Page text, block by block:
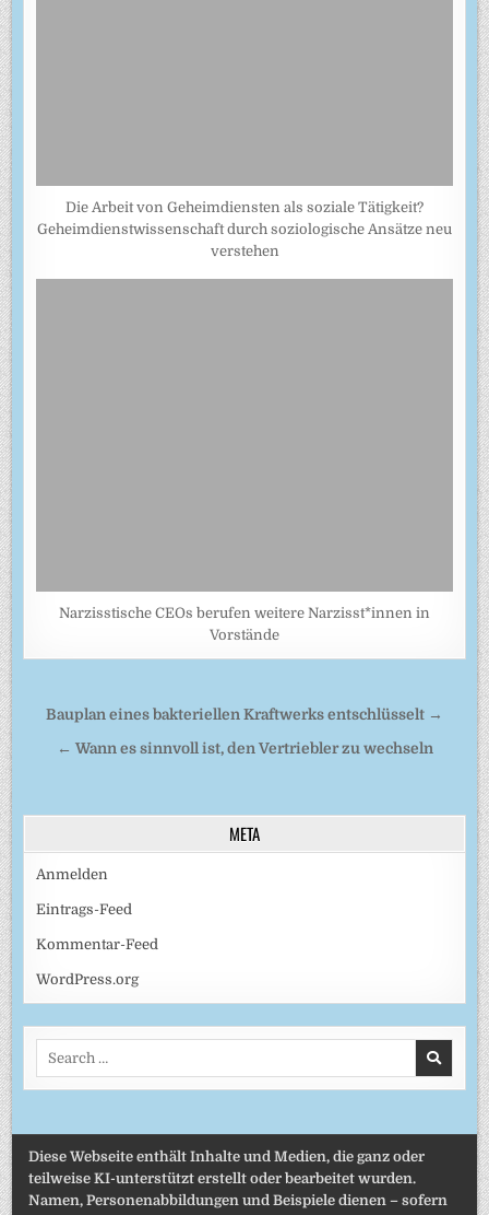
Die Arbeit von Geheimdiensten als soziale Tätigkeit?
Geheimdienstwissenschaft durch soziologische Ansätze neu
verstehen
Narzisstische CEOs berufen weitere Narzisst*innen in
Vorstände
Beitragsnavigation
Bauplan eines bakteriellen Kraftwerks entschlüsselt →
← Wann es sinnvoll ist, den Vertriebler zu wechseln
META
Anmelden
Eintrags-Feed
Kommentar-Feed
WordPress.org
Diese Webseite enthält Inhalte und Medien, die ganz oder
teilweise KI-unterstützt erstellt oder bearbeitet wurden.
Namen, Personenabbildungen und Beispiele dienen – sofern